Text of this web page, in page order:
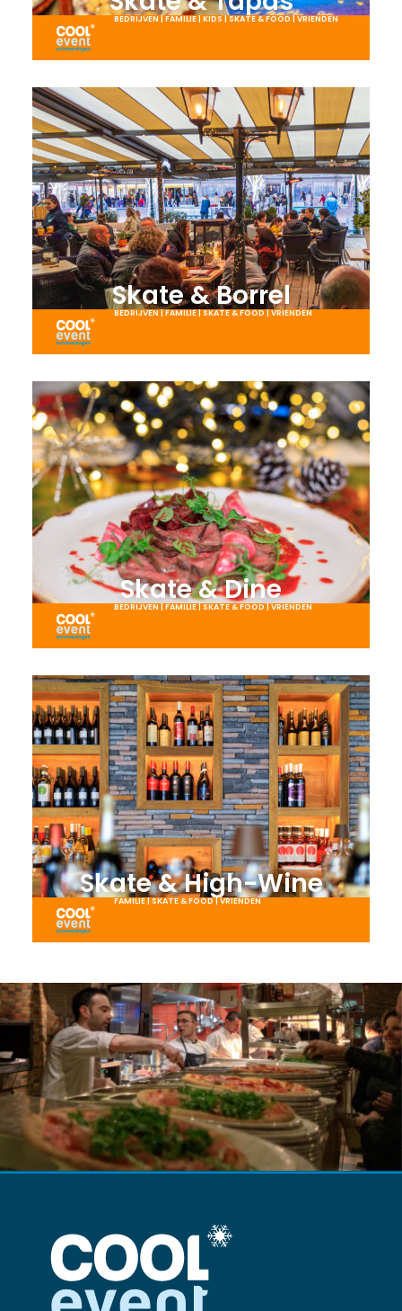
BEDRIJVEN |FAMILIE |KIDS |SKATE & FOOD |VRIENDEN
Skate & Borrel
BEDRIJVEN |FAMILIE |SKATE & FOOD |VRIENDEN
Skate & Dine
BEDRIJVEN |FAMILIE |SKATE & FOOD |VRIENDEN
Skate & High-Wine
FAMILIE |SKATE & FOOD |VRIENDEN